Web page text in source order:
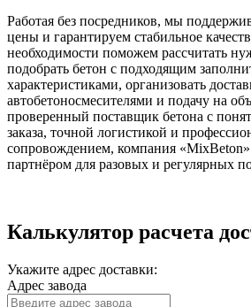
Работая без посредников, мы
цены и гарантируем стабильное
необходимости поможем рассчитать
подобрать бетон с подходящим
характеристиками, организовать
автобетоносмесителями и подачу на
проверенный поставщик бетона с
заказа, точной логистикой и
сопровождением, компания
партнёром для разовых и регулярных
Калькулятор расчета
Укажите адрес доставки:
Адрес завода